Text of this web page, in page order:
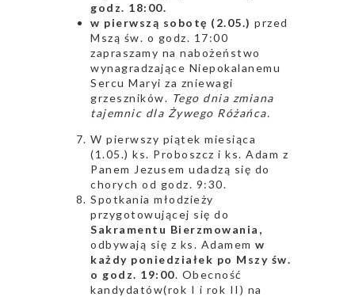
godz. 18:00.
w pierwszą sobotę (2.05.) przed
Mszą św. o godz. 17:00
zapraszamy na nabożeństwo
wynagradzające Niepokalanemu
Sercu Maryi za zniewagi
grzeszników. Tego dnia zmiana
tajemnic dla Żywego Różańca.
W pierwszy piątek miesiąca
(1.05.) ks. Proboszcz i ks. Adam z
Panem Jezusem udadzą się do
chorych od godz. 9:30.
Spotkania młodzieży
przygotowującej się do
Sakramentu Bierzmowania,
odbywają się z ks. Adamem w
każdy poniedziałek po Mszy św.
o godz. 19:00. Obecność
kandydatów(rok I i rok II) na